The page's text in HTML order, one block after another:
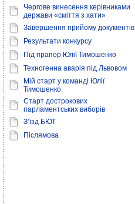
Чергове винесення керівниками
держави «сміття з хати»
Завершення прийому документів
Результати конкурсу
Під прапор Юлії Тимошенко
Техногенна аварія під Львовом
Мій старт у команді Юлії
Тимошенко
Старт дострокових
парламентських виборів
З’їзд БЮТ
Післямова